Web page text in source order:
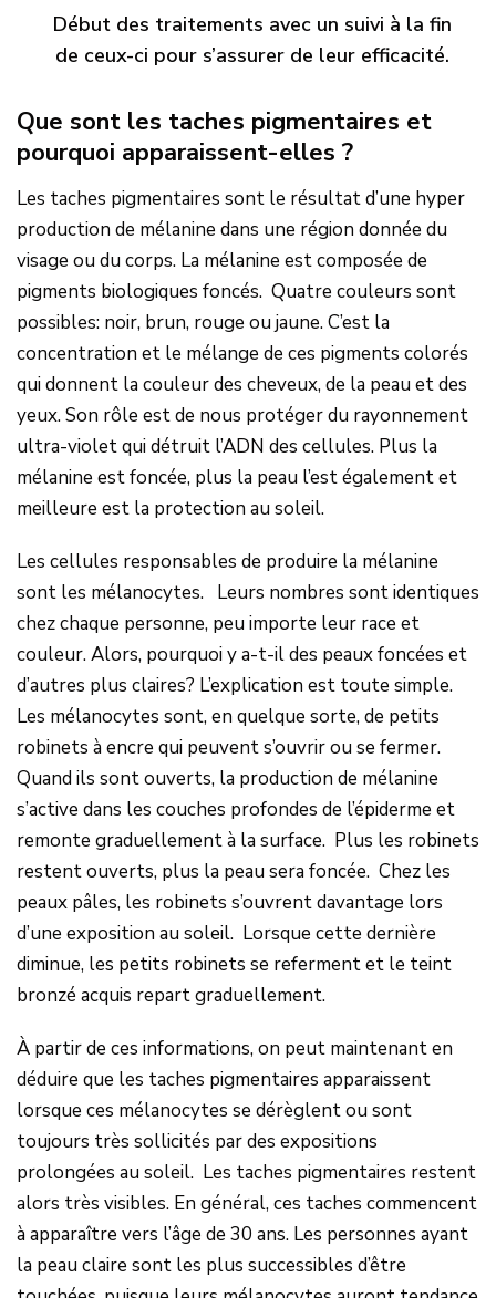
Début des traitements avec un suivi à la fin
de ceux-ci pour s’assurer de leur efficacité.
Que sont les taches pigmentaires et
pourquoi apparaissent-elles ?
Les taches pigmentaires sont le résultat d’une hyper
production de mélanine dans une région donnée du
visage ou du corps. La mélanine est composée de
pigments biologiques foncés. Quatre couleurs sont
possibles: noir, brun, rouge ou jaune. C’est la
concentration et le mélange de ces pigments colorés
qui donnent la couleur des cheveux, de la peau et des
yeux. Son rôle est de nous protéger du rayonnement
ultra-violet qui détruit l’ADN des cellules. Plus la
mélanine est foncée, plus la peau l’est également et
meilleure est la protection au soleil.
Les cellules responsables de produire la mélanine
sont les mélanocytes. Leurs nombres sont identiques
chez chaque personne, peu importe leur race et
couleur. Alors, pourquoi y a-t-il des peaux foncées et
d’autres plus claires? L’explication est toute simple.
Les mélanocytes sont, en quelque sorte, de petits
robinets à encre qui peuvent s’ouvrir ou se fermer.
Quand ils sont ouverts, la production de mélanine
s’active dans les couches profondes de l’épiderme et
remonte graduellement à la surface. Plus les robinets
restent ouverts, plus la peau sera foncée. Chez les
peaux pâles, les robinets s’ouvrent davantage lors
d’une exposition au soleil. Lorsque cette dernière
diminue, les petits robinets se referment et le teint
bronzé acquis repart graduellement.
À partir de ces informations, on peut maintenant en
déduire que les taches pigmentaires apparaissent
lorsque ces mélanocytes se dérèglent ou sont
toujours très sollicités par des expositions
prolongées au soleil. Les taches pigmentaires restent
alors très visibles. En général, ces taches commencent
à apparaître vers l’âge de 30 ans. Les personnes ayant
la peau claire sont les plus successibles d’être